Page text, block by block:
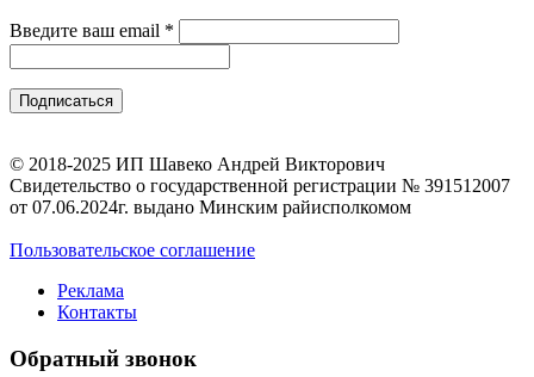
Введите ваш email *
© 2018-2025 ИП Шавеко Андрей Викторович
Свидетельство о государственной регистрации № 391512007
от 07.06.2024г. выдано Минским райисполкомом
Пользовательское соглашение
Реклама
Контакты
Обратный звонок